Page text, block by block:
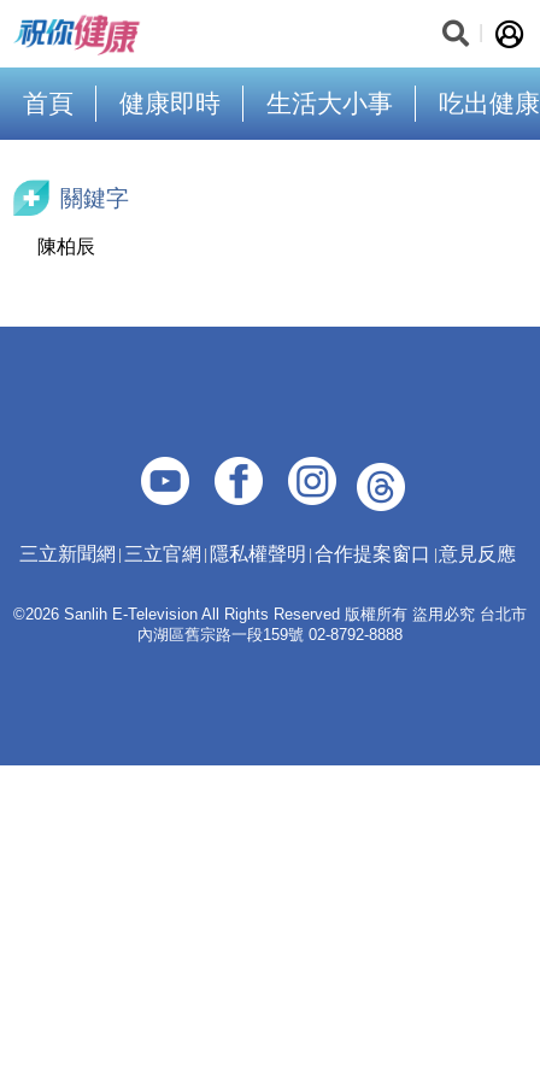
首頁 健康即時 生活大小事 吃出健康
關鍵字
陳柏辰
三立新聞網 三立官網 隱私權聲明 合作提案窗口 意見反應
©2026 Sanlih E-Television All Rights Reserved 版權所有 盜用必究 台北市
內湖區舊宗路一段159號 02-8792-8888